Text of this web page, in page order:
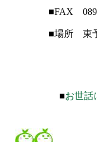
■FAX
■場所 東
■お世話